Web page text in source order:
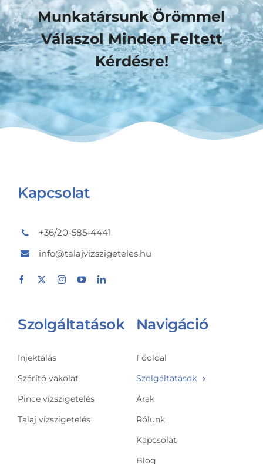
Munkatársunk Örömmel
Válaszol Minden Feltett
Kérdésre!
Kapcsolat
+36/20-585-4441
info@talajvizszigeteles.hu
Szolgáltatások
Injektálás
Szárító vakolat
Pince vízszigetelés
Talaj vízszigetelés
Navigáció
Főoldal
Szolgáltatások
Árak
Rólunk
Kapcsolat
Blog